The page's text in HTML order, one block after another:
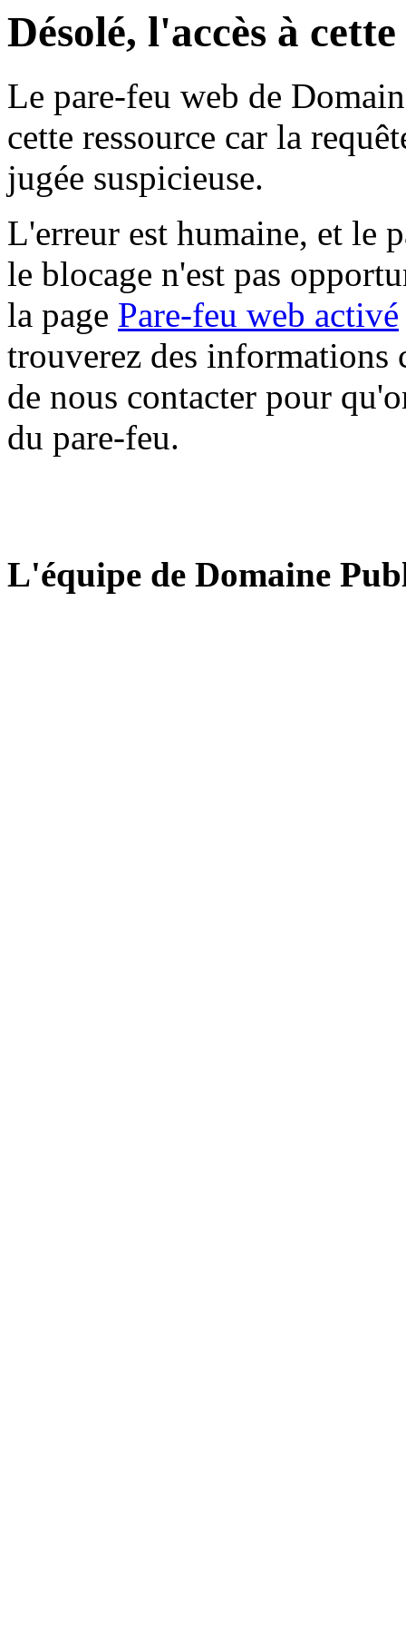
Désolé, l'accès à
Le pare-feu web de
cette ressource car la
jugée suspicieuse.
L'erreur est humaine, et le
le blocage n'est pas
la page Pare-feu web activé
trouverez des informations
de nous contacter pour
du pare-feu.
L'équipe de Domaine